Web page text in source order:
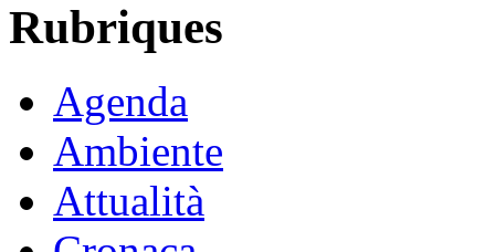
Rubriques
Agenda
Ambiente
Attualità